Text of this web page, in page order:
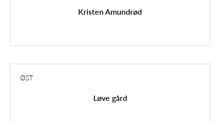
Kristen Amundrød
ØST
Løve gård